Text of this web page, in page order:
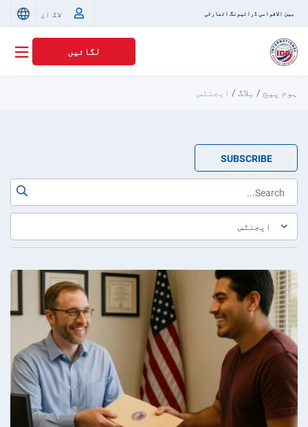
بین الاقوامی ڈرائیونگ اتھارٹی لاگ ان
لگائیں
ہوم پیج / بلاگ/ ایجنٹس
SUBSCRIBE